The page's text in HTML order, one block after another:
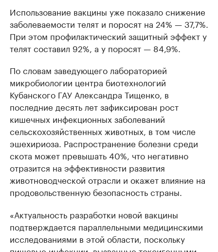
Использование вакцины уже показало снижение
заболеваемости телят и поросят на 24% — 37,7%.
При этом профилактический защитный эффект у
телят составил 92%, а у поросят — 84,9%.
По словам заведующего лабораторией
микробиологии центра биотехнологий
Кубанского ГАУ Александра Тищенко, в
последние десять лет зафиксирован рост
кишечных инфекционных заболеваний
сельскохозяйственных животных, в том числе
эшехириоза. Распространение болезни среди
скота может превышать 40%, что негативно
отразится на эффективности развития
животноводческой отрасли и окажет влияние на
продовольственную безопасность страны.
«Актуальность разработки новой вакцины
подтверждается параллельными медицинскими
исследованиями в этой области, поскольку